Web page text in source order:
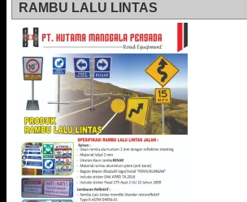
RAMBU LALU LINTAS